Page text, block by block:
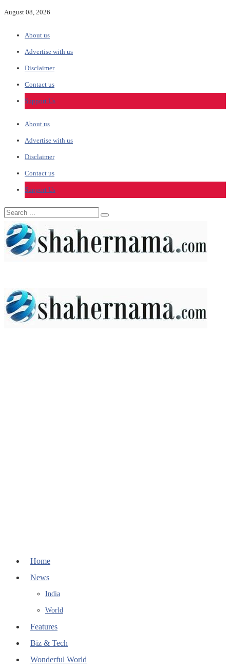
August 08, 2026
About us
Advertise with us
Disclaimer
Contact us
Support Us
About us
Advertise with us
Disclaimer
Contact us
Support Us
Home
News
India
World
Features
Biz & Tech
Wonderful World